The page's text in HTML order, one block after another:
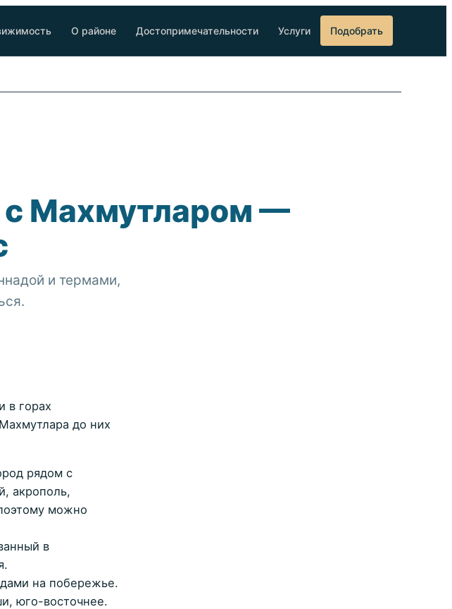
О районе Достопримечательности Услуги Подобрать
с Махмутларом —
и термами,
в горах
до них
рядом с
акрополь,
можно
в
на побережье.
юго-восточнее.